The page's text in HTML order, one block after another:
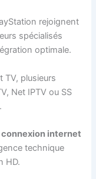
rejoignent
spécialisés
optimale.
TV, plusieurs
Net IPTV ou SS
connexion internet
technique
HD.